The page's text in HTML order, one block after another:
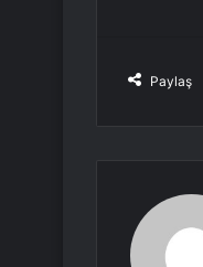
Paylaş